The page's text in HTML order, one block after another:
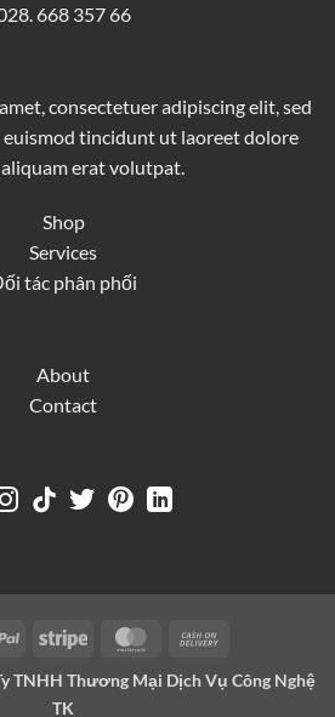
668 357 66
consectetuer adipiscing elit, sed
tincidunt ut laoreet dolore
erat volutpat.
Shop
Services
tác phân phối
About
Contact
PayPal Stripe MasterCard
Delivery
TNHH Thương Mại Dịch Vụ Công Nghệ
TK